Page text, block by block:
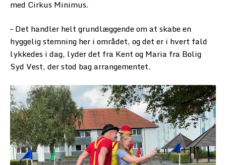
med Cirkus Minimus.
– Det handler helt grundlæggende om at skabe en
hyggelig stemning her i området, og det er i hvert fald
lykkedes i dag, lyder det fra Kent og Maria fra Bolig
Syd Vest, der stod bag arrangementet.